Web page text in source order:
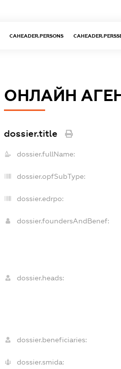
CAHEADER.PERSONS
ОНЛАЙН
dossier.title
dossier.fullName:
dossier.opfSubType:
dossier.edrpo:
dossier.foundersAndBenef:
dossier.heads:
dossier.beneficiaries:
dossier.smida: